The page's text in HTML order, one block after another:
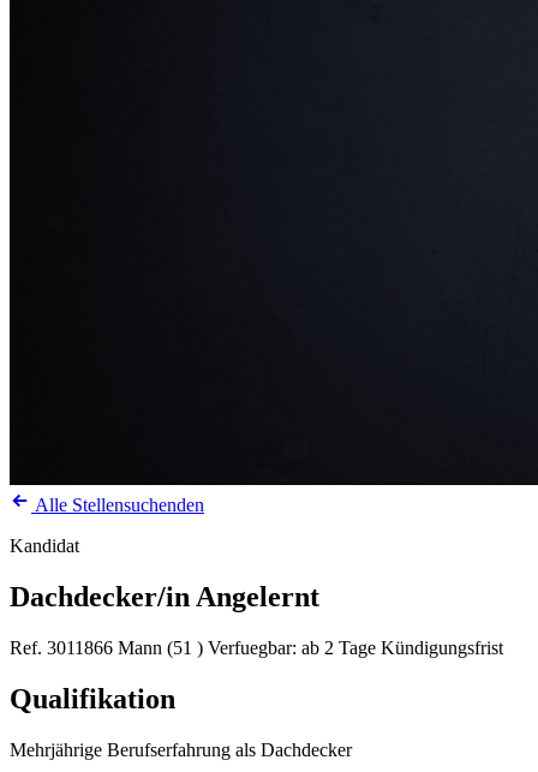
Alle Stellensuchenden
Kandidat
Dachdecker/in Angelernt
Ref. 3011866 Mann (51 ) Verfuegbar: ab 2 Tage Kündigungsfrist
Qualifikation
Mehrjährige Berufserfahrung als Dachdecker